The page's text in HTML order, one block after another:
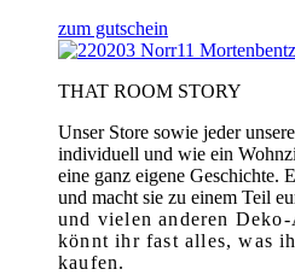
zum gutschein
THAT ROOM STORY
Unser Store sowie jeder
individuell und wie ein
eine ganz eigene Geschichte.
und macht sie zu einem Teil
und vielen anderen
könnt ihr fast alles, was
kaufen.